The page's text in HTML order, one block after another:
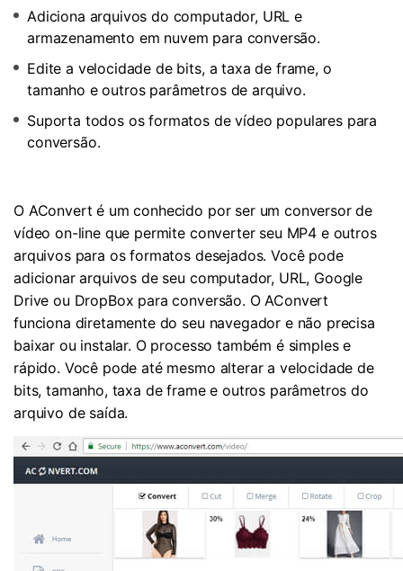
Adiciona arquivos do computador, URL e
armazenamento em nuvem para conversão.
Edite a velocidade de bits, a taxa de frame, o
tamanho e outros parâmetros de arquivo.
Suporta todos os formatos de vídeo populares para
conversão.
O AConvert é um conhecido por ser um conversor de
vídeo on-line que permite converter seu MP4 e outros
arquivos para os formatos desejados. Você pode
adicionar arquivos de seu computador, URL, Google
Drive ou DropBox para conversão. O AConvert
funciona diretamente do seu navegador e não precisa
baixar ou instalar. O processo também é simples e
rápido. Você pode até mesmo alterar a velocidade de
bits, tamanho, taxa de frame e outros parâmetros do
arquivo de saída.